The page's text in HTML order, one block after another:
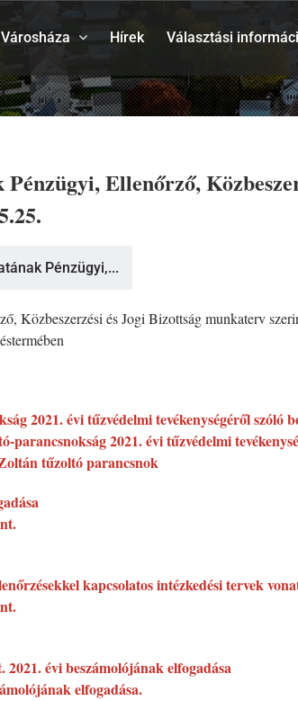
Városháza Hírek Választási
Ellenőrző,
Pénzügyi,...
Közbeszerzési és Jogi Bizottság munkaterv
2021. évi tűzvédelmi tevékenységéről szóló
2021. évi tűzvédelmi
tűzoltó parancsnok
kapcsolatos intézkedési tervek
évi beszámolójának elfogadása
elfogadása.